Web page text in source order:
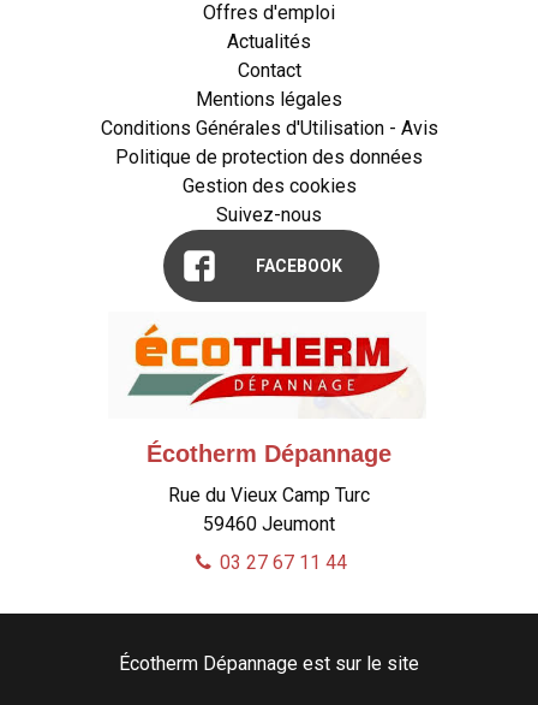
Offres d'emploi
Actualités
Contact
Mentions légales
Conditions Générales d'Utilisation - Avis
Politique de protection des données
Gestion des cookies
Suivez-nous
FACEBOOK
Écotherm Dépannage
Rue du Vieux Camp Turc
59460 Jeumont
03 27 67 11 44
Écotherm Dépannage est sur le site